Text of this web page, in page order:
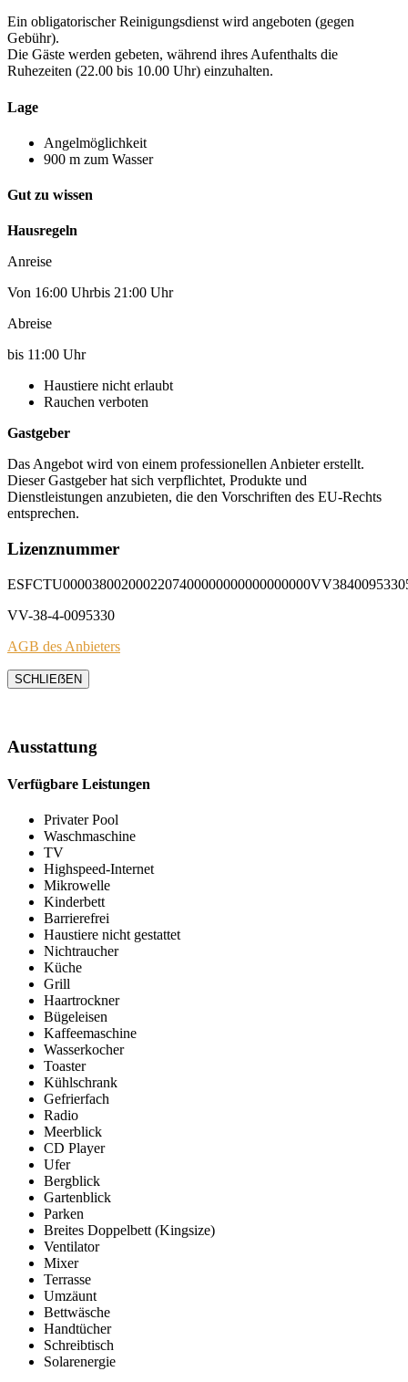
Ein obligatorischer Reinigungsdienst wird angeboten (gegen
Gebühr).
Die Gäste werden gebeten, während ihres Aufenthalts die
Ruhezeiten (22.00 bis 10.00 Uhr) einzuhalten.
Lage
Angelmöglichkeit
900 m zum Wasser
Gut zu wissen
Hausregeln
Anreise
Von 16:00 Uhrbis 21:00 Uhr
Abreise
bis 11:00 Uhr
Haustiere nicht erlaubt
Rauchen verboten
Gastgeber
Das Angebot wird von einem professionellen Anbieter erstellt.
Dieser Gastgeber hat sich verpflichtet, Produkte und
Dienstleistungen anzubieten, die den Vorschriften des EU-Rechts
entsprechen.
Lizenznummer
VV-38-4-0095330
AGB des Anbieters
SCHLIEẞEN
Ausstattung
Verfügbare Leistungen
Privater Pool
Waschmaschine
TV
Highspeed-Internet
Mikrowelle
Kinderbett
Barrierefrei
Haustiere nicht gestattet
Nichtraucher
Küche
Grill
Haartrockner
Bügeleisen
Kaffeemaschine
Wasserkocher
Toaster
Kühlschrank
Gefrierfach
Radio
Meerblick
CD Player
Ufer
Bergblick
Gartenblick
Parken
Breites Doppelbett (Kingsize)
Ventilator
Mixer
Terrasse
Umzäunt
Bettwäsche
Handtücher
Schreibtisch
Solarenergie